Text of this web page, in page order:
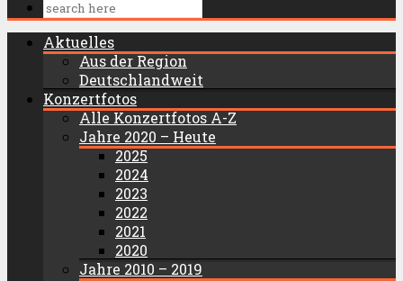
Aktuelles
Aus der Region
Deutschlandweit
Konzertfotos
Alle Konzertfotos A-Z
Jahre 2020 – Heute
2025
2024
2023
2022
2021
2020
Jahre 2010 – 2019